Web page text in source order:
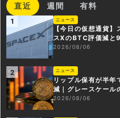
直近 週間 有料
1 ニュース
【今日の仮想通貨】
スXのBTC評価減と
解禁。208億円相当
が盗難
2026/08/06
2 ニュース
リップル保有が半年
減｜グレースケール
F、純資産1.6億ドル
2026/08/06